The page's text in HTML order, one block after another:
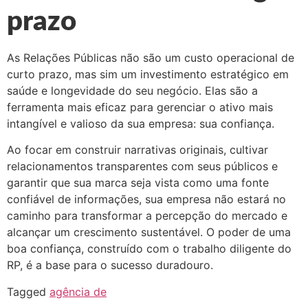
prazo
As Relações Públicas não são um custo operacional de
curto prazo, mas sim um investimento estratégico em
saúde e longevidade do seu negócio. Elas são a
ferramenta mais eficaz para gerenciar o ativo mais
intangível e valioso da sua empresa: sua confiança.
Ao focar em construir narrativas originais, cultivar
relacionamentos transparentes com seus públicos e
garantir que sua marca seja vista como uma fonte
confiável de informações, sua empresa não estará no
caminho para transformar a percepção do mercado e
alcançar um crescimento sustentável. O poder de uma
boa confiança, construído com o trabalho diligente do
RP, é a base para o sucesso duradouro.
Tagged agência de